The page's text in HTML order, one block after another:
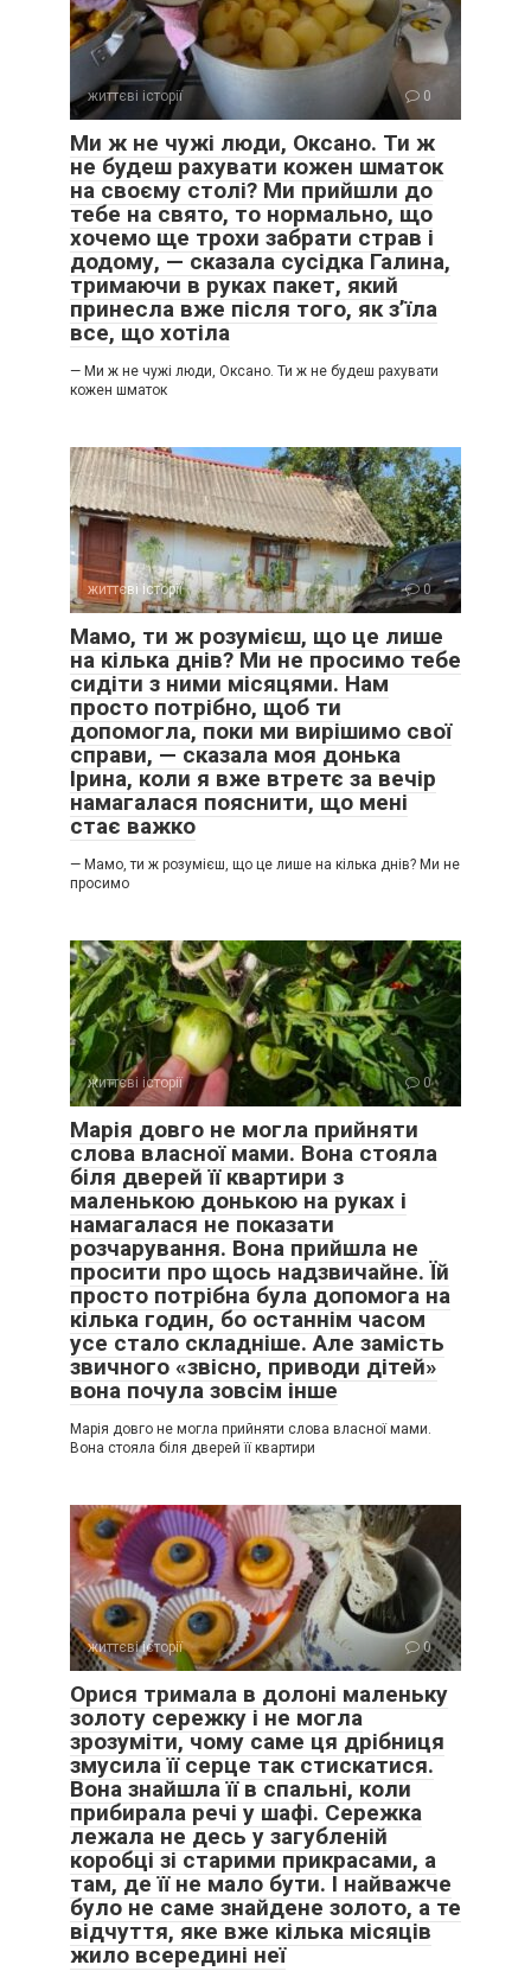
– Нема за кого, так? – розуміюче підвів очі Максим.
– Ти розумієш, синок, це дуже складне питання. Якщо в
двох словах – то й справді нема за кого. Адже нам не
потрібен хто попало, вірно?
– А якщо це буде не хто попало? – серйозно спитав
Максим.
– Ну, якщо не хто попало, – мимоволі посміхнулася я, –
тоді подивимося! А зараз біжимо – пора вечерю готувати!
І ми побігли, весело перестрибуючи через калюжі.
На наступний день, виходячи після роботи в офісі, я
побачила на зупинці того самого хлопця. Схоже, він чекав
мене: заусміхався і помахав рукою. На душі чомусь
потепліло: підсвідомо я шкодувала, що вчора обійшлася з
ним так круто.
– Вітання! А я вже знаю, тебе Оксаною звуть! – випалив
він. – Я – Костя. А це – тобі.
Він простягнув мені упаковку полуничного йогурту,
перев’язану рожевою стрічкою з бантиком, і я мимоволі
– Дякуємо. Ти за мною шпигував?
– Ні. Я просто знайшов знайомих в тій хаті, де ти живеш.
Валерія мирного знаєш? Це мій шкільний друг.
Валерій жив у сусідньому під’їзді, я дружила з його
дружиною Лесею. Згадавши про це, я чомусь спохмурніла.
Ось, значить, як: він про мене випитував, збирав
інформацію у мене за спиною…
– Знаєш що, – я повернулася до Кості і сунула йогурт
йому в руки, – вистачить за мною ходити! І нічого
шпигувати, моє життя – це мої проблеми!
– Згоден, – спокійно відповів цей непробивний хлопець. –
Ти не кіпішуй. Я тебе для того і чекав сьогодні, щоб
запропонувати взяти частину проблем на себе.
Наприклад, можу забирати твого сина з садка – у мене
робота закінчується о четвертій. Так що він собі тільки
життєві історії 0
Ми ж не чужі люди, Оксано. Ти ж
не будеш рахувати кожен шматок
на своєму столі? Ми прийшли до
тебе на свято, то нормально, що
хочемо ще трохи забрати страв і
додому, — сказала сусідка Галина,
тримаючи в руках пакет, який
принесла вже після того, як з’їла
все, що хотіла
— Ми ж не чужі люди, Оксано. Ти ж не будеш рахувати
кожен шматок
життєві історії 0
Мамо, ти ж розумієш, що це лише
на кілька днів? Ми не просимо тебе
сидіти з ними місяцями. Нам
просто потрібно, щоб ти
допомогла, поки ми вирішимо свої
справи, — сказала моя донька
Ірина, коли я вже втретє за вечір
намагалася пояснити, що мені
стає важко
— Мамо, ти ж розумієш, що це лише на кілька днів? Ми не
просимо
життєві історії 0
Марія довго не могла прийняти
слова власної мами. Вона стояла
біля дверей її квартири з
маленькою донькою на руках і
намагалася не показати
розчарування. Вона прийшла не
просити про щось надзвичайне. Їй
просто потрібна була допомога на
кілька годин, бо останнім часом
усе стало складніше. Але замість
звичного «звісно, приводи дітей»
вона почула зовсім інше
Марія довго не могла прийняти слова власної мами.
Вона стояла біля дверей її квартири
життєві історії 0
Орися тримала в долоні маленьку
золоту сережку і не могла
зрозуміти, чому саме ця дрібниця
змусила її серце так стискатися.
Вона знайшла її в спальні, коли
прибирала речі у шафі. Сережка
лежала не десь у загубленій
коробці зі старими прикрасами, а
там, де її не мало бути. І найважче
було не саме знайдене золото, а те
відчуття, яке вже кілька місяців
жило всередині неї